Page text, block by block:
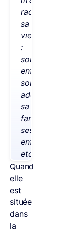
raconté
sa
vie
:
son
enfance,
son
adolescence,
sa
famille,
ses
enfants,
etc.
Quand
elle
est
située
dans
la